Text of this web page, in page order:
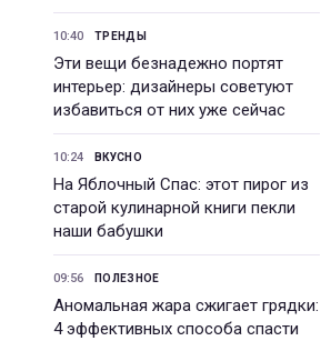
10:40 ТРЕНДЫ
Эти вещи безнадежно портят
интерьер: дизайнеры советуют
избавиться от них уже сейчас
10:24 ВКУСНО
На Яблочный Спас: этот пирог из
старой кулинарной книги пекли
наши бабушки
09:56 ПОЛЕЗНОЕ
Аномальная жара сжигает грядки:
4 эффективных способа спасти